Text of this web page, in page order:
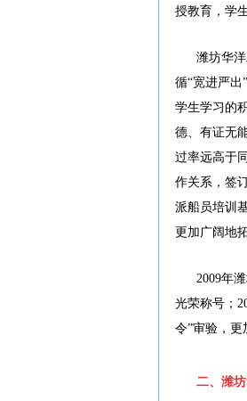
授教育，学
潍坊华
循“宽进严
学生学习的
德、有证无
过率远高于
作关系，签
派船员培训
更加广阔地
2009年
光荣称号；
令”审验，更
二、潍